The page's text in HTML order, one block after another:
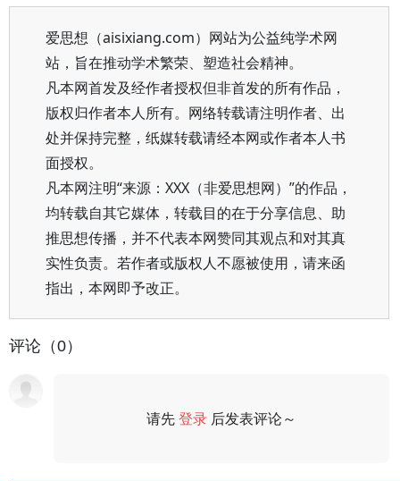
爱思想（aisixiang.com）网站为公益纯学术网
站，旨在推动学术繁荣、塑造社会精神。
凡本网首发及经作者授权但非首发的所有作品，
版权归作者本人所有。网络转载请注明作者、出
处并保持完整，纸媒转载请经本网或作者本人书
面授权。
凡本网注明“来源：XXX（非爱思想网）”的作品，
均转载自其它媒体，转载目的在于分享信息、助
推思想传播，并不代表本网赞同其观点和对其真
实性负责。若作者或版权人不愿被使用，请来函
指出，本网即予改正。
评论（0）
请先登录 后发表评论～